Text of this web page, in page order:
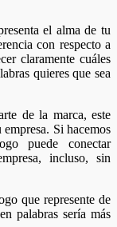
el alma de tu
con respecto a
claramente cuáles
quieres que sea
de la marca, este
Si hacemos
puede conectar
incluso, sin
que represente de
palabras sería más